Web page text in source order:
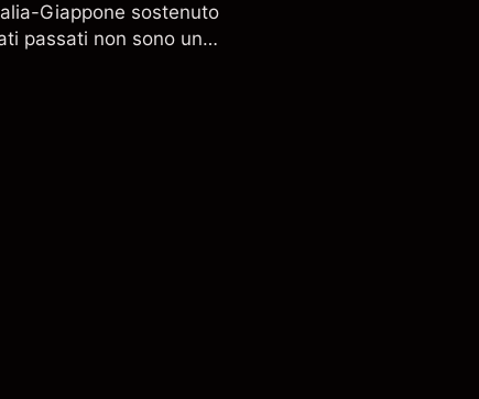
Giappone sostenuto
passati non sono un